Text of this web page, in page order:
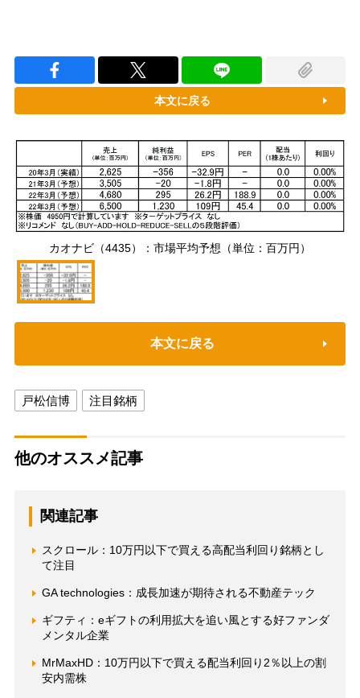
本文に戻る
カオナビ（4435）：市場平均予想（単位：百万円）
本文に戻る
戸松信博 注目銘柄
他のオススメ記事
関連記事
スクロール：10万円以下で買える高配当利回り銘柄とし
て注目
GA technologies：成長加速が期待される不動産テック
ギフティ：eギフトの利用拡大を追い風とする好ファンダ
メンタル企業
MrMaxHD：10万円以下で買える配当利回り2％以上の割
安内需株